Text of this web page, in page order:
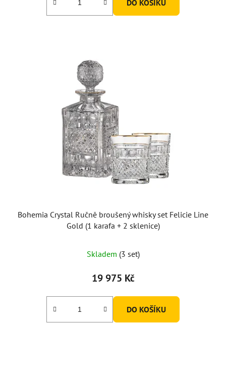
DO KOŠÍKU
Bohemia Crystal Ručně broušený whisky set Felicie Line
Gold (1 karafa + 2 sklenice)
Skladem (3 set)
19 975 Kč
DO KOŠÍKU